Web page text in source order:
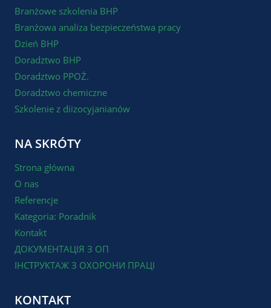
Branżowe szkolenia BHP
Branżowa analiza bezpieczeństwa pracy
Dzień BHP
Doradztwo BHP
Doradztwo PPOŻ.
Doradztwo chemiczne
Szkolenie z diizocyjanianów
NA SKRÓTY
Strona główna
O nas
Referencje
Kategoria: Poradnik
Kontakt
ДОКУМЕНТАЦІЯ З ОП
ІНСТРУКТАЖ З ОХОРОНИ ПРАЦІ
KONTAKT